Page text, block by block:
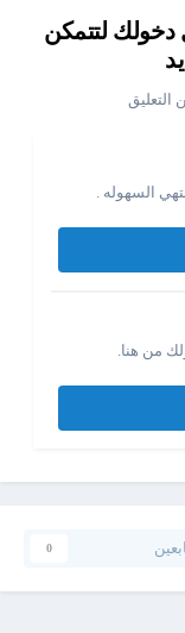
لتتمكن
السهوله .
من هنا.
0